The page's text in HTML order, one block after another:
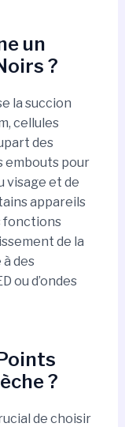
un
?
la succion
cellules
des
embouts pour
visage et de
appareils
fonctions
de la
des
ou d’ondes
?
de choisir